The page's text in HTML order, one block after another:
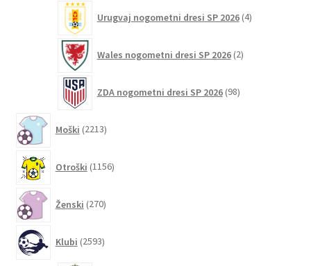
Urugvaj nogometni dresi SP 2026 4izdelki
Wales nogometni dresi SP 2026 2izdelka
ZDA nogometni dresi SP 2026 98izdelkov
Moški 2213izdelkov
Otroški 1156izdelkov
Ženski 270izdelkov
Klubi 2593izdelkov